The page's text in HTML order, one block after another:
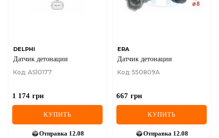
DELPHI
Датчик детонации
Код: AS10177
1 174 грн
КУПИТЬ
Отправка 12.08
ERA
Датчик детонации
Код: 550809A
667 грн
КУПИТЬ
Отправка 12.08